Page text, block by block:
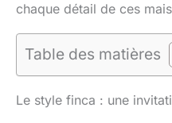
chaque détail de ces
Table des matières
Le style finca : une